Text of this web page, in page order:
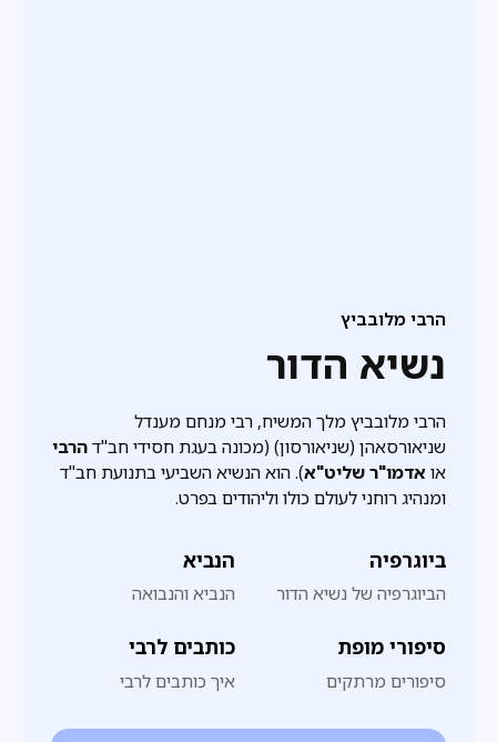
הרבי מלובביץ
נשיא הדור
הרבי מלובביץ מלך המשיח, רבי מנחם מענדל
שניאורסאהן (שניאורסון) (מכונה בעגת חסידי חב"דהרבי
אואדמו"ר שליט"א). הוא הנשיא השביעי בתנועת חב"ד
ומנהיג רוחני לעולם כולו וליהודים בפרט.
ביוגרפיה
הביוגרפיה של נשיא הדור
הנביא
הנביא והנבואה
סיפורי מופת
סיפורים מרתקים
כותבים לרבי
איך כותבים לרבי